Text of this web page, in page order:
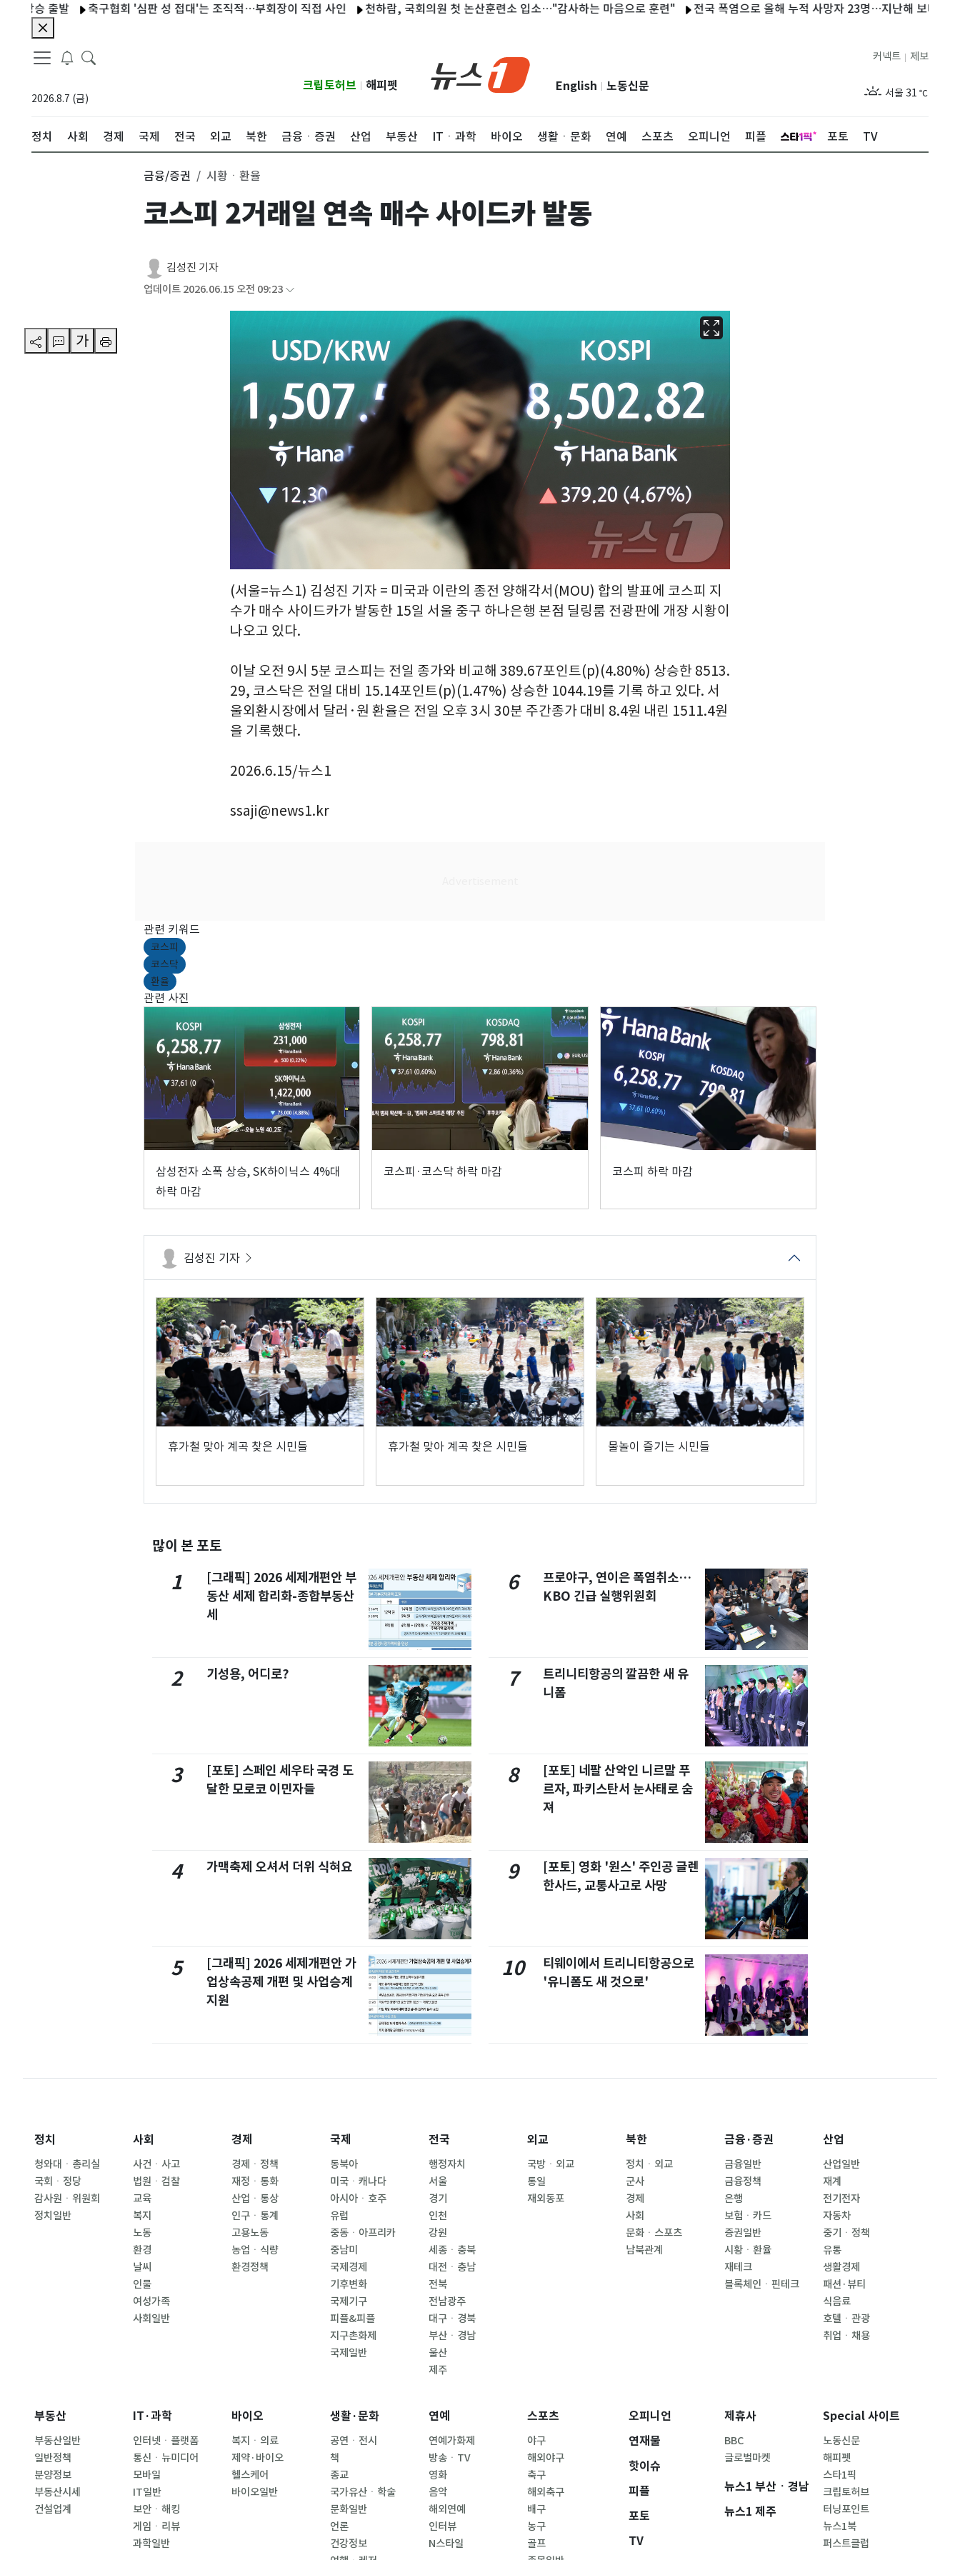
축구협회 '심판 성 접대'는 조직적…부회장이 직접 사인 천하람, 국회의원 첫 논산훈련소 입소…"감사하는 마음으로 훈련" 전국 폭염으로 올해 누적 사망자 23명…지난해 보다 2명 늘어
2026.8.7 (금)
크립토허브 해피펫 English 노동신문
제보
커넥트
서울 31 ℃
정치 사회 경제 국제 전국 외교 북한 금융ㆍ증권 산업 부동산 ITㆍ과학 바이오 생활ㆍ문화 연예 스포츠 오피니언 피플 포토 TV
가
금융/증권 시황ㆍ환율
코스피 2거래일 연속 매수 사이드카 발동
김성진 기자
업데이트 2026.06.15 오전 09:23
(서울=뉴스1) 김성진 기자 = 미국과 이란의 종전 양해각서(MOU) 합의 발표에 코스피 지
수가 매수 사이드카가 발동한 15일 서울 중구 하나은행 본점 딜링룸 전광판에 개장 시황이
나오고 있다.
이날 오전 9시 5분 코스피는 전일 종가와 비교해 389.67포인트(p)(4.80%) 상승한 8513.
29, 코스닥은 전일 대비 15.14포인트(p)(1.47%) 상승한 1044.19를 기록 하고 있다. 서
울외환시장에서 달러·원 환율은 전일 오후 3시 30분 주간종가 대비 8.4원 내린 1511.4원
을 기록했다.
2026.6.15/뉴스1
ssaji@news1.kr
관련 키워드
코스피
코스닥
환율
관련 사진
삼성전자 소폭 상승, SK하이닉스 4%대
하락 마감
코스피·코스닥 하락 마감 코스피 하락 마감
김성진 기자
휴가철 맞아 계곡 찾은 시민들 휴가철 맞아 계곡 찾은 시민들 물놀이 즐기는 시민들
많이 본 포토
1
[그래픽] 2026 세제개편안 부
동산 세제 합리화-종합부동산
세
2 기성용, 어디로?
3
[포토] 스페인 세우타 국경 도
달한 모로코 이민자들
4 가맥축제 오셔서 더위 식혀요
5
[그래픽] 2026 세제개편안 가
업상속공제 개편 및 사업승계
지원
6
프로야구, 연이은 폭염취소…
KBO 긴급 실행위원회
7
트리니티항공의 깔끔한 새 유
니폼
8
[포토] 네팔 산악인 니르말 푸
르자, 파키스탄서 눈사태로 숨
져
9
[포토] 영화 '원스' 주인공 글렌
한사드, 교통사고로 사망
10
티웨이에서 트리니티항공으로
'유니폼도 새 것으로'
정치
청와대ㆍ총리실
국회ㆍ정당
감사원ㆍ위원회
정치일반
사회
사건ㆍ사고
법원ㆍ검찰
교육
복지
노동
환경
날씨
인물
여성가족
사회일반
경제
경제ㆍ정책
재정ㆍ통화
산업ㆍ통상
인구ㆍ통계
고용노동
농업ㆍ식량
환경정책
국제
동북아
미국ㆍ캐나다
아시아ㆍ호주
유럽
중동ㆍ아프리카
중남미
국제경제
기후변화
국제기구
피플&피플
지구촌화제
국제일반
전국
행정자치
서울
경기
인천
강원
세종ㆍ충북
대전ㆍ충남
전북
전남광주
대구ㆍ경북
부산ㆍ경남
울산
제주
외교
국방ㆍ외교
통일
재외동포
북한
정치ㆍ외교
군사
경제
사회
문화ㆍ스포츠
남북관계
금융·증권
금융일반
금융정책
은행
보험ㆍ카드
증권일반
시황ㆍ환율
재테크
블록체인ㆍ핀테크
산업
산업일반
재계
전기전자
자동차
중기ㆍ정책
유통
생활경제
패션·뷰티
식음료
호텔ㆍ관광
취업ㆍ채용
부동산
부동산일반
일반정책
분양정보
부동산시세
건설업계
IT·과학
인터넷ㆍ플랫폼
통신ㆍ뉴미디어
모바일
IT일반
보안ㆍ해킹
게임ㆍ리뷰
과학일반
바이오
복지ㆍ의료
제약·바이오
헬스케어
바이오일반
생활·문화
공연ㆍ전시
책
종교
국가유산ㆍ학술
문화일반
언론
건강정보
연예
연예가화제
방송ㆍTV
영화
음악
해외연예
인터뷰
N스타일
스포츠
야구
해외야구
축구
해외축구
배구
농구
골프
오피니언
연재물
핫이슈
피플
포토
TV
제휴사
BBC
글로벌마켓
뉴스1 부산ㆍ경남
뉴스1 제주
Special 사이트
노동신문
해피펫
스타1픽
크립토허브
터닝포인트
뉴스1북
퍼스트클럽